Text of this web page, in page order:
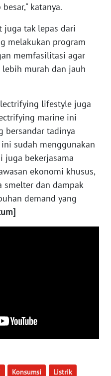
katanya.
juga tak lepas dari
melakukan program
memfasilitasi agar
murah dan jauh
lifestyle juga
marine ini
bersandar tadinya
sudah menggunakan
juga bekerjasama
ekonomi khusus,
smelter dan dampak
demand yang
Konsumsi Listrik